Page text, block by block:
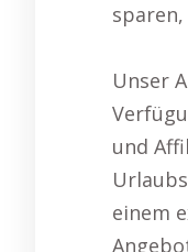
Unser
und
einem